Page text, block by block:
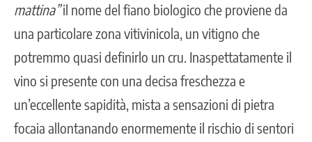
mattina”il nome del fiano biologico che proviene da
una particolare zona vitivinicola, un vitigno che
potremmo quasi definirlo un cru. Inaspettatamente il
vino si presente con una decisa freschezza e
un’eccellente sapidità, mista a sensazioni di pietra
focaia allontanando enormemente il rischio di sentori